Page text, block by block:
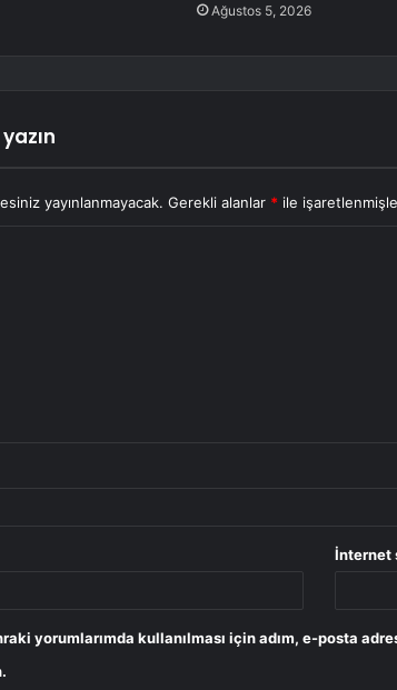
Ağustos 5, 2026
yayınlanmayacak. Gerekli alanlar * ile
İnternet
yorumlarımda kullanılması için adım, e-posta